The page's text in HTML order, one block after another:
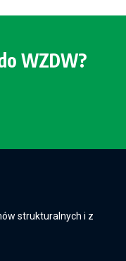
WZDW?
strukturalnych i z